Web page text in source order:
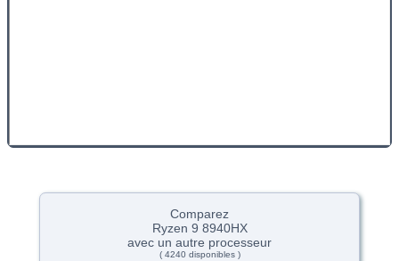
Comparez
Ryzen 9 8940HX
avec un autre processeur
( 4240 disponibles )